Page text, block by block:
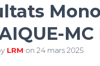
MC
LRM on 24 mars 2025